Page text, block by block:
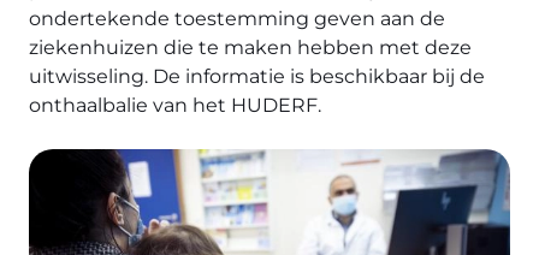
ondertekende toestemming geven aan de
ziekenhuizen die te maken hebben met deze
uitwisseling. De informatie is beschikbaar bij de
onthaalbalie van het HUDERF.